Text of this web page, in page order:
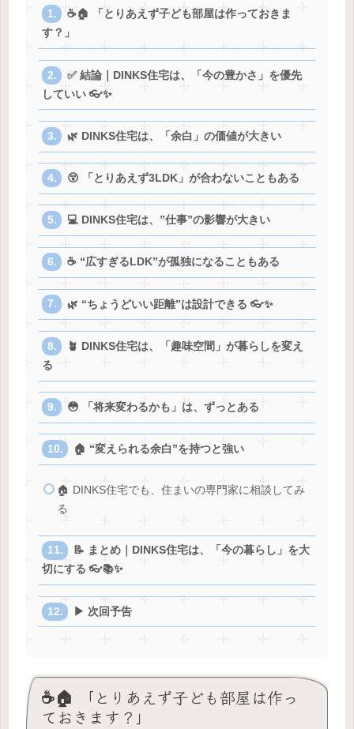
☕🏠 「とりあえず子ども部屋は作っておきま
す？」
✅ 結論｜DINKS住宅は、「今の豊かさ」を優先
していい 👓✨
🌿 DINKS住宅は、「余白」の価値が大きい
😵 「とりあえず3LDK」が合わないこともある
💻 DINKS住宅は、”仕事”の影響が大きい
☕ “広すぎるLDK”が孤独になることもある
🌿 “ちょうどいい距離”は設計できる 👓✨
🪴 DINKS住宅は、「趣味空間」が暮らしを変え
る
😳 「将来変わるかも」は、ずっとある
🏠 “変えられる余白”を持つと強い
🏠 DINKS住宅でも、住まいの専門家に相談してみ
る
📝 まとめ｜DINKS住宅は、「今の暮らし」を大
切にする 👓📚✨
▶ 次回予告
☕🏠 「とりあえず子ども部屋は作っ
ておきます？」